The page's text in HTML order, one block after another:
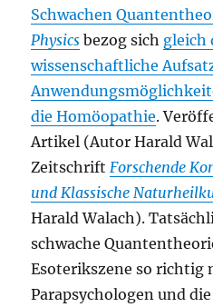
Schwachen
Physics bezog sich gleich
wissenschaftliche
die Homöopathie.
Artikel (Autor Harald
ZeitschriftForschende
und Klassische
Harald Walach).
schwache
Esoterikszene so richtig
Parapsychologen und